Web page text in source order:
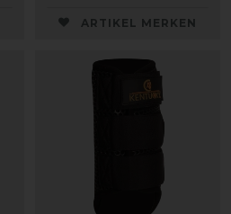
ARTIKEL MERKEN